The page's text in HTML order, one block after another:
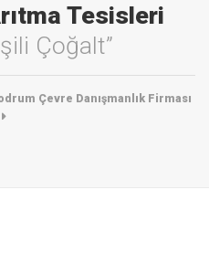
Tesisleri
Çoğalt”
Çevre Danışmanlık Firması